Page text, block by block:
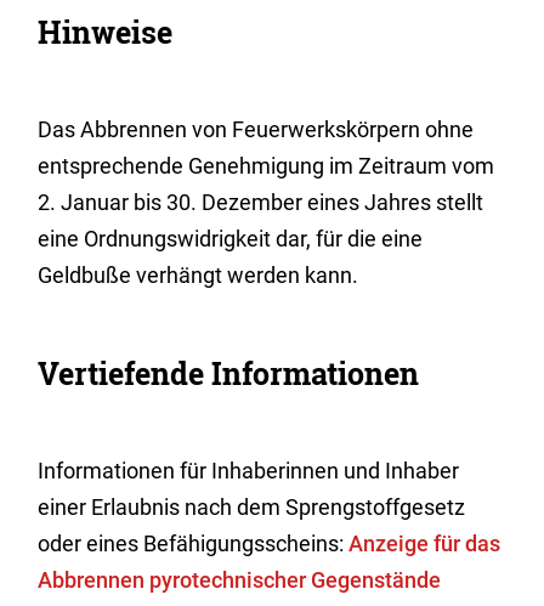
Hinweise
Das Abbrennen von Feuerwerkskörpern ohne
entsprechende Genehmigung im Zeitraum vom
2. Januar bis 30. Dezember eines Jahres stellt
eine Ordnungswidrigkeit dar, für die eine
Geldbuße verhängt werden kann.
Vertiefende Informationen
Informationen für Inhaberinnen und Inhaber
einer Erlaubnis nach dem Sprengstoffgesetz
oder eines Befähigungsscheins:Anzeige für das
Abbrennen pyrotechnischer Gegenstände